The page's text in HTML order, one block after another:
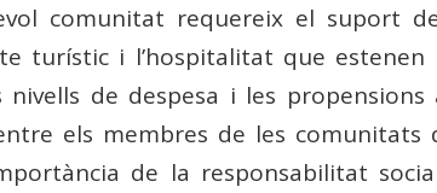
comunitat requereix el suport
turístic i l’hospitalitat que estenen
de despesa i les
els membres de les
de la responsabilitat